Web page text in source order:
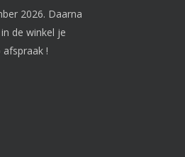
2026. Daarna
de winkel je
!